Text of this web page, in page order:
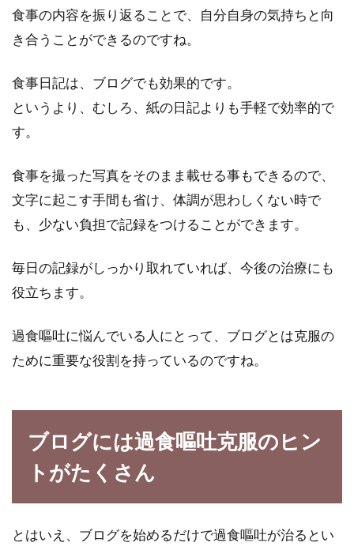
離乳食の完了期はいつ？この時期に
おすすめの朝ごはんとは
1歳の誕生日を迎えると、離乳食の最終ステッ
野菜ジュースを飲んでとりたい栄養
ュー...
くらいの栄養がとれるの？
野菜ジュースの種類は沢山ありますが、種類に
が違ったり、...
食事の内容を振り返ることで、自分自身の気持ちと向
き合うことができるのですね。
食事日記は、ブログでも効果的です。
というより、むしろ、紙の日記よりも手軽で効率的で
す。
食事を撮った写真をそのまま載せる事もできるので、
文字に起こす手間も省け、体調が思わしくない時で
も、少ない負担で記録をつけることができます。
毎日の記録がしっかり取れていれば、今後の治療にも
役立ちます。
過食嘔吐に悩んでいる人にとって、ブログとは克服の
ために重要な役割を持っているのですね。
ブログには過食嘔吐克服のヒン
トがたくさん
とはいえ、ブログを始めるだけで過食嘔吐が治るとい